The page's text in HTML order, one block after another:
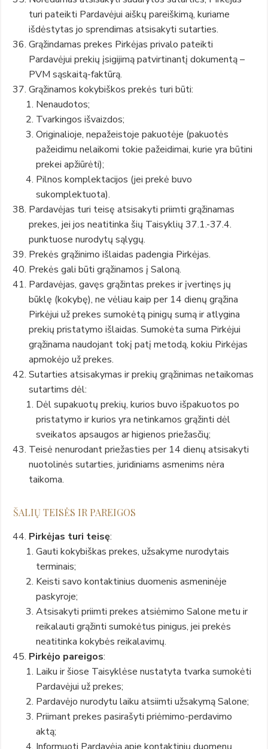
turi pateikti Pardavėjui aiškų pareiškimą, kuriame
išdėstytas jo sprendimas atsisakyti sutarties.
Grąžindamas prekes Pirkėjas privalo pateikti
Pardavėjui prekių įsigijimą patvirtinantį dokumentą –
PVM sąskaitą-faktūrą.
Grąžinamos kokybiškos prekės turi būti:
Nenaudotos;
Tvarkingos išvaizdos;
Originalioje, nepažeistoje pakuotėje (pakuotės
pažeidimu nelaikomi tokie pažeidimai, kurie yra būtini
prekei apžiūrėti);
Pilnos komplektacijos (jei prekė buvo
sukomplektuota).
Pardavėjas turi teisę atsisakyti priimti grąžinamas
prekes, jei jos neatitinka šių Taisyklių 37.1.-37.4.
punktuose nurodytų sąlygų.
Prekės grąžinimo išlaidas padengia Pirkėjas.
Prekės gali būti grąžinamos į Saloną.
Pardavėjas, gavęs grąžintas prekes ir įvertinęs jų
būklę (kokybę), ne vėliau kaip per 14 dienų grąžina
Pirkėjui už prekes sumokėtą pinigų sumą ir atlygina
prekių pristatymo išlaidas. Sumokėta suma Pirkėjui
grąžinama naudojant tokį patį metodą, kokiu Pirkėjas
apmokėjo už prekes.
Sutarties atsisakymas ir prekių grąžinimas netaikomas
sutartims dėl:
Dėl supakuotų prekių, kurios buvo išpakuotos po
pristatymo ir kurios yra netinkamos grąžinti dėl
sveikatos apsaugos ar higienos priežasčių;
Teisė nenurodant priežasties per 14 dienų atsisakyti
nuotolinės sutarties, juridiniams asmenims nėra
taikoma.
ŠALIŲ TEISĖS IR PAREIGOS
Pirkėjas turi teisę:
Gauti kokybiškas prekes, užsakyme nurodytais
terminais;
Keisti savo kontaktinius duomenis asmeninėje
paskyroje;
Atsisakyti priimti prekes atsiėmimo Salone metu ir
reikalauti grąžinti sumokėtus pinigus, jei prekės
neatitinka kokybės reikalavimų.
Pirkėjo pareigos:
Laiku ir šiose Taisyklėse nustatyta tvarka sumokėti
Pardavėjui už prekes;
Pardavėjo nurodytu laiku atsiimti užsakymą Salone;
Priimant prekes pasirašyti priėmimo-perdavimo
aktą;